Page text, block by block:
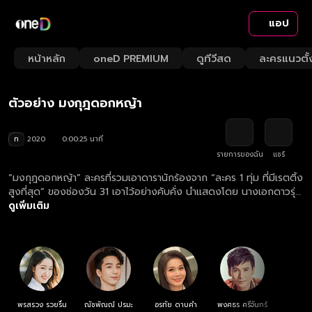
แอป
หน้าหลัก oneD PREMIUM ดูทีวีสด ละครแนวตั้
Loaded:
100.00%
Rate
ตัวอย่าง มงกุฎดอกหญ้า
ท 2020
0:00:25 นาที
รายการของฉัน
แชร์
“มงกุฎดอกหญ้า” ละครที่รวมเอาดารานักร้องจาก “ละคร 1 ทุ่ม ที่มีเรตติ้ง
สูงที่สุด” ของช่องวัน 31 เอาไว้อย่างคับคั่ง นำแสดงโดย นางเอกดาวรุ่ง
อย่าง "เซียงเซียง พรสรวง" ประคบคู่กับ "ปีโป้ ณัชพัณณ์" พระเอกหนุ่ม
เห็นใจและพยายามช่วยเหลือนักร้องสาวและเหล่าพี่น้องอย่างสุดกำลัง
กลายเป็นสงครามเคล้าเสียงเพลงของหมู่เฮาที่น่าติดตาม!
ดูเพิ่มเติม
พรสรวง รวยรื่น
ณัชพัณณ์ ปรมะ
อรทัย ดาบคำ พงศธร ศรีจันทร์